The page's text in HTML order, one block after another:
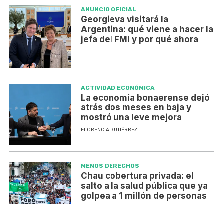
ANUNCIO OFICIAL
Georgieva visitará la
Argentina: qué viene a hacer la
jefa del FMI y por qué ahora
ACTIVIDAD ECONÓMICA
La economía bonaerense dejó
atrás dos meses en baja y
mostró una leve mejora
FLORENCIA GUTIÉRREZ
MENOS DERECHOS
Chau cobertura privada: el
salto a la salud pública que ya
golpea a 1 millón de personas